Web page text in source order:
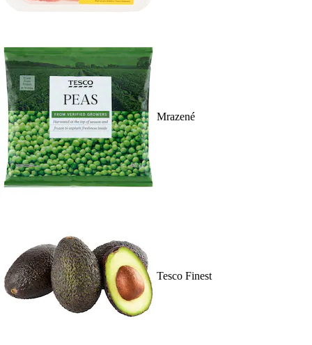
Mrazené
Tesco Finest